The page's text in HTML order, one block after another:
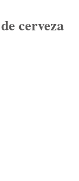
cerveza